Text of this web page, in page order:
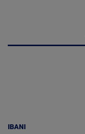
IBANI